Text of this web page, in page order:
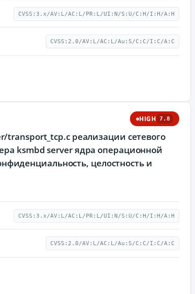
CVSS:3.x/AV:L/AC:L/PR:L/UI:N/S:U/C:H/I:H/A:H
CVSS:2.0/AV:L/AC:L/Au:S/C:C/I:C/A:C
HIGH 7.8
transport_tcp.c реализации сетевого
ksmbd server ядра операционной
целостность и
CVSS:3.x/AV:L/AC:L/PR:L/UI:N/S:U/C:H/I:H/A:H
CVSS:2.0/AV:L/AC:L/Au:S/C:C/I:C/A:C